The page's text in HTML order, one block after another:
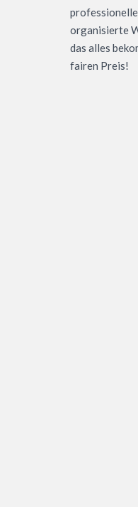
organisierte
das alles
fairen Preis!